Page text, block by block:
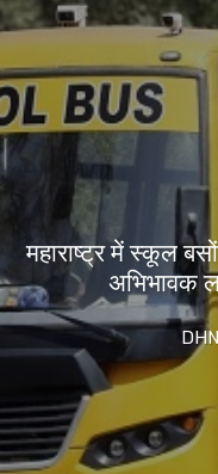
महाराष्ट्र में स्कूल
अभिभावक
DHN